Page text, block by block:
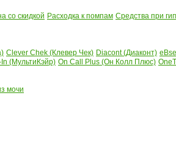
со скидкой Расходка к помпам Средства при
Clever Chek (Клевер Чек) Diacont (Диаконт)
(МультиКэйр) On Call Plus (Он Колл Плюс)
мочи